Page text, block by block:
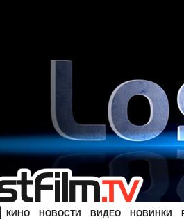
КИНО НОВОСТИ ВИДЕО НОВИНКИ